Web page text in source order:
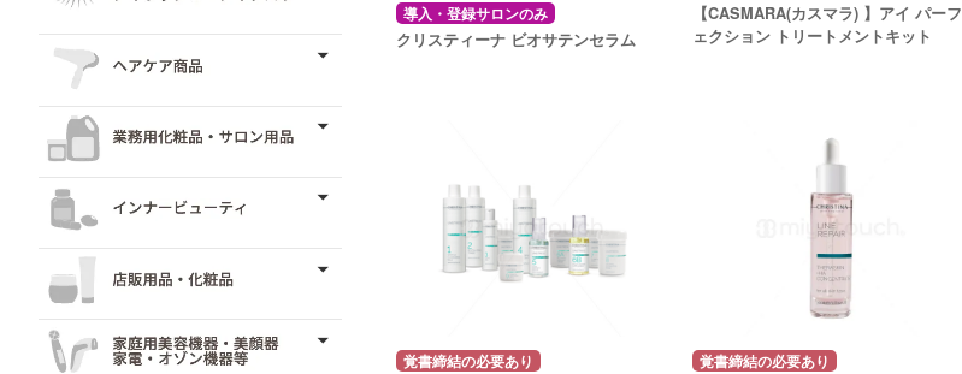
導入・登録サロンのみ
クリスティーナ ビオサテンセラム
【CASMARA(カスマラ) 】アイ パーフ
ェクション トリートメントキット
覚書締結の必要あり
覚書締結の必要あり